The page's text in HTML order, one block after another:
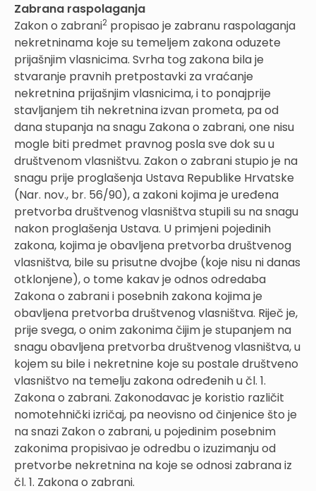
Zabrana raspolaganja
Zakon o zabrani2 propisao je zabranu raspolaganja
nekretninama koje su temeljem zakona oduzete
prijašnjim vlasnicima. Svrha tog zakona bila je
stvaranje pravnih pretpostavki za vraćanje
nekretnina prijašnjim vlasnicima, i to ponajprije
stavljanjem tih nekretnina izvan prometa, pa od
dana stupanja na snagu Zakona o zabrani, one nisu
mogle biti predmet pravnog posla sve dok su u
društvenom vlasništvu. Zakon o zabrani stupio je na
snagu prije proglašenja Ustava Republike Hrvatske
(Nar. nov., br. 56/90), a zakoni kojima je uređena
pretvorba društvenog vlasništva stupili su na snagu
nakon proglašenja Ustava. U primjeni pojedinih
zakona, kojima je obavljena pretvorba društvenog
vlasništva, bile su prisutne dvojbe (koje nisu ni danas
otklonjene), o tome kakav je odnos odredaba
Zakona o zabrani i posebnih zakona kojima je
obavljena pretvorba društvenog vlasništva. Riječ je,
prije svega, o onim zakonima čijim je stupanjem na
snagu obavljena pretvorba društvenog vlasništva, u
kojem su bile i nekretnine koje su postale društveno
vlasništvo na temelju zakona određenih u čl. 1.
Zakona o zabrani. Zakonodavac je koristio različit
nomotehnički izričaj, pa neovisno od činjenice što je
na snazi Zakon o zabrani, u pojedinim posebnim
zakonima propisivao je odredbu o izuzimanju od
pretvorbe nekretnina na koje se odnosi zabrana iz
čl. 1. Zakona o zabrani.